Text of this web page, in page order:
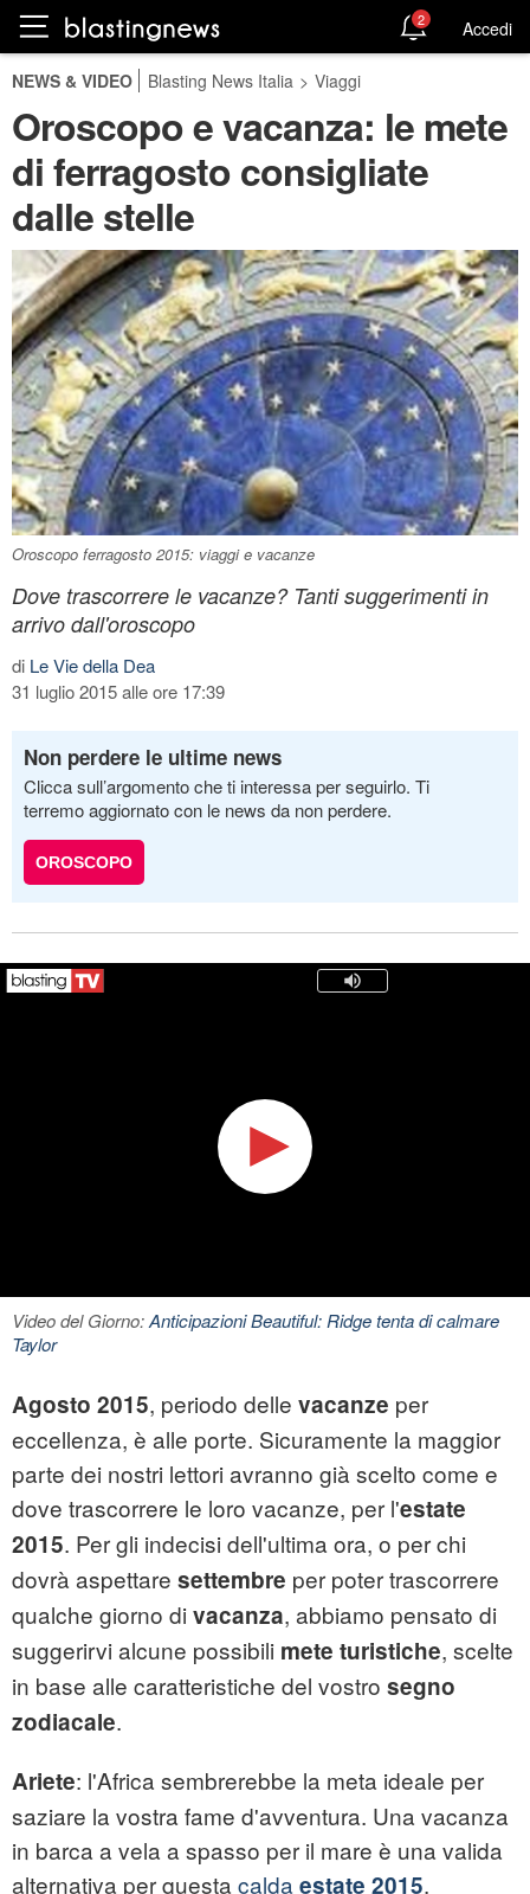
2 Accedi
NEWS & VIDEO Blasting News Italia > Viaggi
Oroscopo e vacanza: le mete
di ferragosto consigliate
dalle stelle
Oroscopo ferragosto 2015: viaggi e vacanze
Dove trascorrere le vacanze? Tanti suggerimenti in
arrivo dall'oroscopo
di Le Vie della Dea
31 luglio 2015 alle ore 17:39
Non perdere le ultime news
Clicca sull’argomento che ti interessa per seguirlo. Ti
terremo aggiornato con le news da non perdere.
OROSCOPO
Video del Giorno:Anticipazioni Beautiful: Ridge tenta di calmare
Taylor
Agosto 2015, periodo delle vacanze per
eccellenza, è alle porte. Sicuramente la maggior
parte dei nostri lettori avranno già scelto come e
dove trascorrere le loro vacanze, per l'estate
2015. Per gli indecisi dell'ultima ora, o per chi
dovrà aspettare settembre per poter trascorrere
qualche giorno di vacanza, abbiamo pensato di
suggerirvi alcune possibili mete turistiche, scelte
in base alle caratteristiche del vostro segno
zodiacale.
Ariete: l'Africa sembrerebbe la meta ideale per
saziare la vostra fame d'avventura. Una vacanza
in barca a vela a spasso per il mare è una valida
alternativa per questa calda estate 2015.